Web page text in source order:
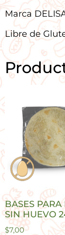
Marca
Libre de
BASES PARA
SIN HUEVO
$7,00